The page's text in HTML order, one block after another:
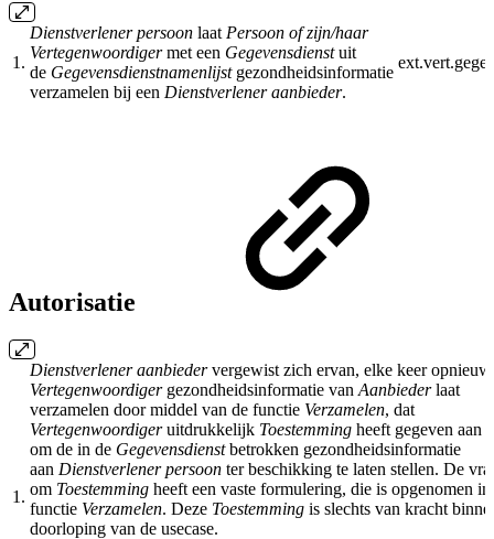
1.
Dienstverlener persoon laat Persoon of zijn/haar
Vertegenwoordigermet een Gegevensdienstuit
de Gegevensdienstnamenlijst gezondheidsinformatie
verzamelen bij een Dienstverlener aanbieder.
Autorisatie
1.
Dienstverlener aanbiedervergewist zich ervan, elke keer
Vertegenwoordiger gezondheidsinformatie van Aanbiederlaat
verzamelen door middel van de functie Verzamelen, dat
Vertegenwoordigeruitdrukkelijk Toestemming heeft gegeven aan
om de in de Gegevensdienstbetrokken gezondheidsinformatie
aan Dienstverlener persoon ter beschikking te laten stellen. De
om Toestemming heeft een vaste formulering, die is opgenomen in
functie Verzamelen. Deze Toestemming is slechts van kracht
doorloping van de usecase.